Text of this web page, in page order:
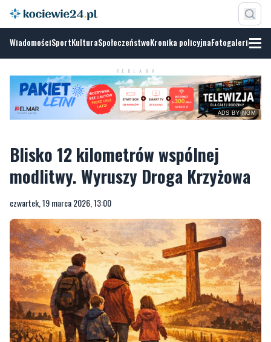
WiadomościSportKulturaSpołeczeństwoKronika policyjnaFotogalerie
REKLAMA
ADS BY NGM
Blisko 12 kilometrów wspólnej
modlitwy. Wyruszy Droga Krzyżowa
czwartek, 19 marca 2026, 13:00